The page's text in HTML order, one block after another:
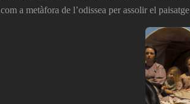
com a metàfora de l’odissea per assolir el